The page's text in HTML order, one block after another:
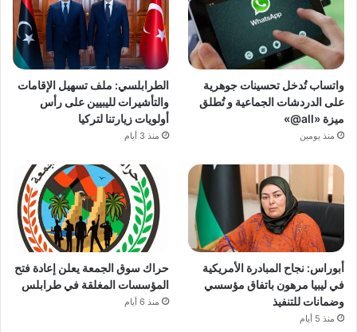
واتساب تُدخل تحسينات جوهرية
على الدردشات الجماعية و تُطلق
ميزة «all@»
منذ يومين
الطرابلسي: ملف تسهيل الإقامات
والتأشيرات لليبيين على رأس
أولويات زيارتنا لتركيا
منذ 3 أيام
أبوراس: نجاح المبادرة الأمريكية
في ليبيا مرهون باتفاق مؤسسي
وضمانات للتنفيذ
منذ 5 أيام
حراك سوق الجمعة يعلن إعادة فتح
المؤسسات المغلقة في طرابلس
منذ 6 أيام